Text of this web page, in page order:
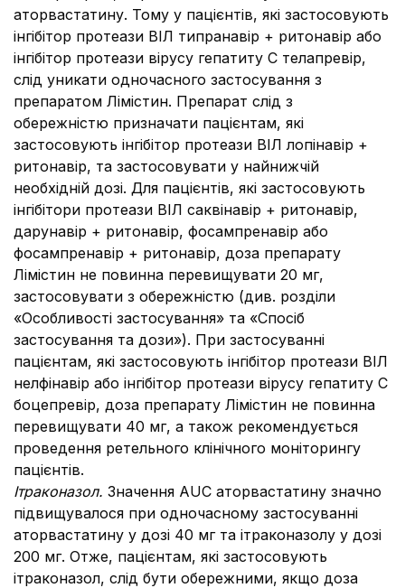
аторвастатину. Тому у пацієнтів, які застосовують
інгібітор протеази ВІЛ типранавір + ритонавір або
інгібітор протеази вірусу гепатиту C телапревір,
слід уникати одночасного застосування з
препаратом Лімістин. Препарат слід з
обережністю призначати пацієнтам, які
застосовують інгібітор протеази ВІЛ лопінавір +
ритонавір, та застосовувати у найнижчій
необхідній дозі. Для пацієнтів, які застосовують
інгібітори протеази ВІЛ саквінавір + ритонавір,
дарунавір + ритонавір, фосампренавір або
фосампренавір + ритонавір, доза препарату
Лімістин не повинна перевищувати 20 мг,
застосовувати з обережністю (див. розділи
«Особливості застосування» та «Спосіб
застосування та дози»). При застосуванні
пацієнтам, які застосовують інгібітор протеази ВІЛ
нелфінавір або інгібітор протеази вірусу гепатиту С
боцепревір, доза препарату Лімістин не повинна
перевищувати 40 мг, а також рекомендується
проведення ретельного клінічного моніторингу
пацієнтів.
Ітраконазол. Значення AUC аторвастатину значно
підвищувалося при одночасному застосуванні
аторвастатину у дозі 40 мг та ітраконазолу у дозі
200 мг. Отже, пацієнтам, які застосовують
ітраконазол, слід бути обережними, якщо доза